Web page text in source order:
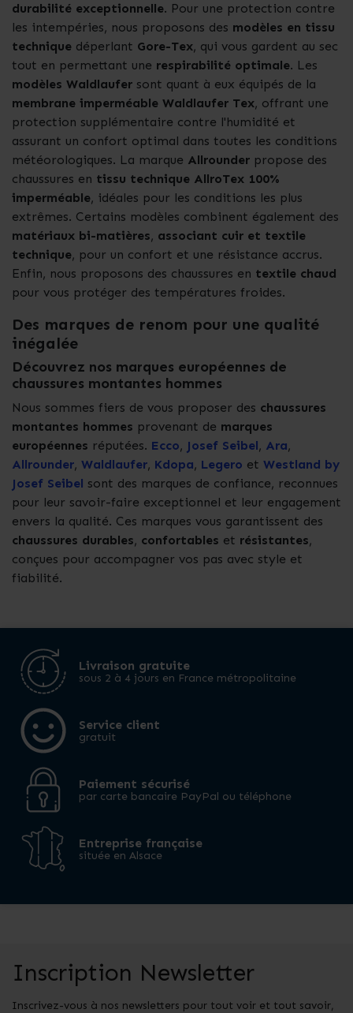
durabilité exceptionnelle. Pour une protection contre
les intempéries, nous proposons des modèles en tissu
technique déperlant Gore-Tex, qui vous gardent au sec
tout en permettant une respirabilité optimale. Les
modèles Waldlaufer sont quant à eux équipés de la
membrane imperméable Waldlaufer Tex, offrant une
protection supplémentaire contre l'humidité et
assurant un confort optimal dans toutes les conditions
météorologiques. La marque Allrounder propose des
chaussures en tissu technique AllroTex 100%
imperméable, idéales pour les conditions les plus
extrêmes. Certains modèles combinent également des
matériaux bi-matières, associant cuir et textile
technique, pour un confort et une résistance accrus.
Enfin, nous proposons des chaussures en textile chaud
pour vous protéger des températures froides.
Des marques de renom pour une qualité
inégalée
Découvrez nos marques européennes de
chaussures montantes hommes
Nous sommes fiers de vous proposer des chaussures
montantes hommes provenant de marques
européennes réputées. Ecco, Josef Seibel, Ara,
Allrounder, Waldlaufer, Kdopa, Legero et Westland by
Josef Seibel sont des marques de confiance, reconnues
pour leur savoir-faire exceptionnel et leur engagement
envers la qualité. Ces marques vous garantissent des
chaussures durables, confortables et résistantes,
conçues pour accompagner vos pas avec style et
fiabilité.
Livraison gratuite
sous 2 à 4 jours en France métropolitaine
Service client
gratuit
Paiement sécurisé
par carte bancaire PayPal ou téléphone
Entreprise française
située en Alsace
Inscription Newsletter
Inscrivez-vous à nos newsletters pour tout voir et tout savoir,